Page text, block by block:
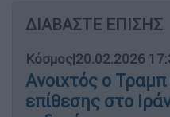
ΔΙΑΒΑΣΤΕ ΕΠΙΣΗΣ
Κόσμος|20.02.2026
Ανοιχτός ο
επίθεσης στο